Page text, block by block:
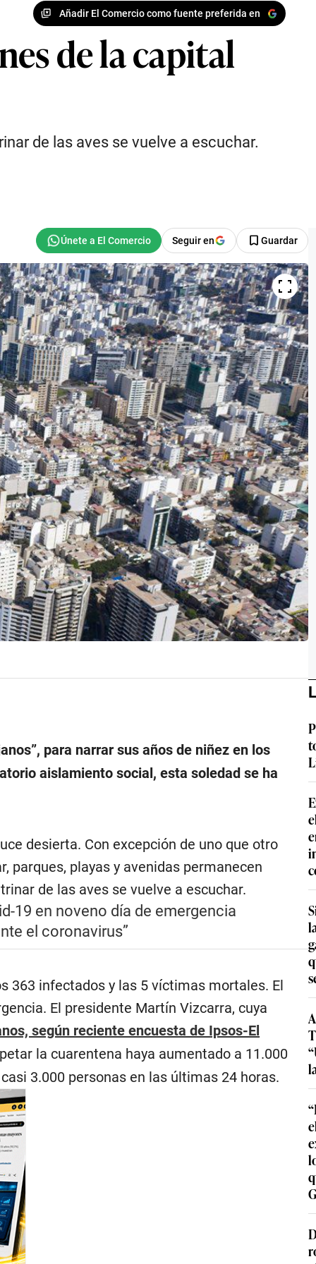
Añadir El Comercio como fuente preferida en
de la capital
de las aves se vuelve a escuchar.
Seguir en Guardar
para narrar sus años de niñez en los
aislamiento social, esta soledad se ha
desierta. Con excepción de uno que otro
parques, playas y avenidas permanecen
de las aves se vuelve a escuchar.
19 en noveno día de emergencia
el coronavirus”
363 infectados y las 5 víctimas mortales. El
El presidente Martín Vizcarra, cuya
según reciente encuesta de Ipsos-El
la cuarentena haya aumentado a 11.000
3.000 personas en las últimas 24 horas.